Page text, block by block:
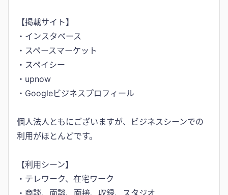
【掲載サイト】
・インスタベース
・スペースマーケット
・スペイシー
・upnow
・Googleビジネスプロフィール
個人法人ともにございますが、ビジネスシーンでの
利用がほとんどです。
【利用シーン】
・テレワーク、在宅ワーク
・商談、面談、面接、収録、スタジオ